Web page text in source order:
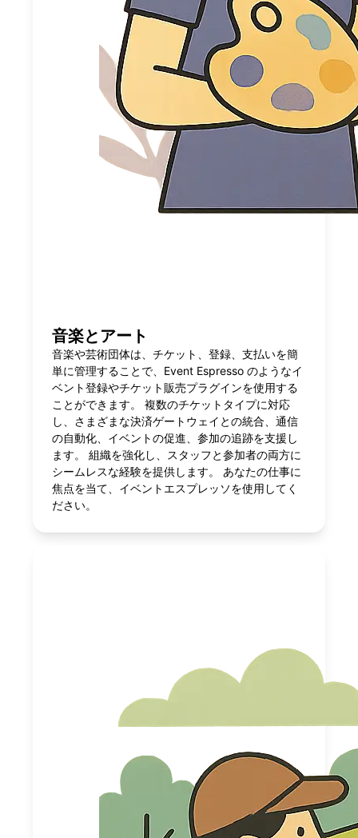
音楽とアート
音楽や芸術団体は、チケット、登録、支払いを簡
単に管理することで、Event Espresso のようなイ
ベント登録やチケット販売プラグインを使用する
ことができます。 複数のチケットタイプに対応
し、さまざまな決済ゲートウェイとの統合、通信
の自動化、イベントの促進、参加の追跡を支援し
ます。 組織を強化し、スタッフと参加者の両方に
シームレスな経験を提供します。 あなたの仕事に
焦点を当て、イベントエスプレッソを使用してく
ださい。